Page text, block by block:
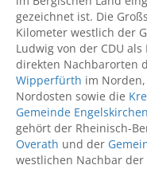
gezeichnet ist. Die
Kilometer westlich der
Ludwig von der CDU
direkten Nachbarorten
Wipperfürth im
Nordosten sowie die
Gemeinde Engelskirchen
gehört der Rheinisch-
Overath und der
westlichen Nachbar der